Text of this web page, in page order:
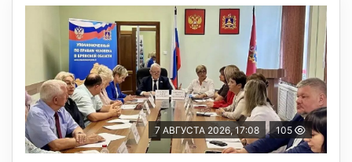
7 АВГУСТА 2026, 17:08 105